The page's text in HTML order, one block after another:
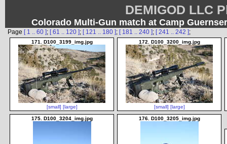
DEMIGOD LLC
Colorado Multi-Gun match at Camp
Page [ 1 .. 60 ]; [ 61 .. 120 ]; [ 121 .. 180 ]; [ 181 .. 240 ]; [ 241 .. 242 ];
171. D100_3199_img.jpg
[small] [large]
172. D100_3200_img.jpg
[small] [large]
175. D100_3204_img.jpg 176. D100_3205_img.jpg